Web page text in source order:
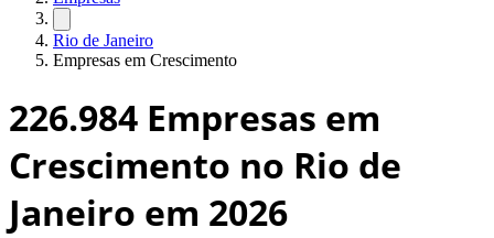
Rio de Janeiro
Empresas em Crescimento
226.984 Empresas em
Crescimento no Rio de
Janeiro em 2026